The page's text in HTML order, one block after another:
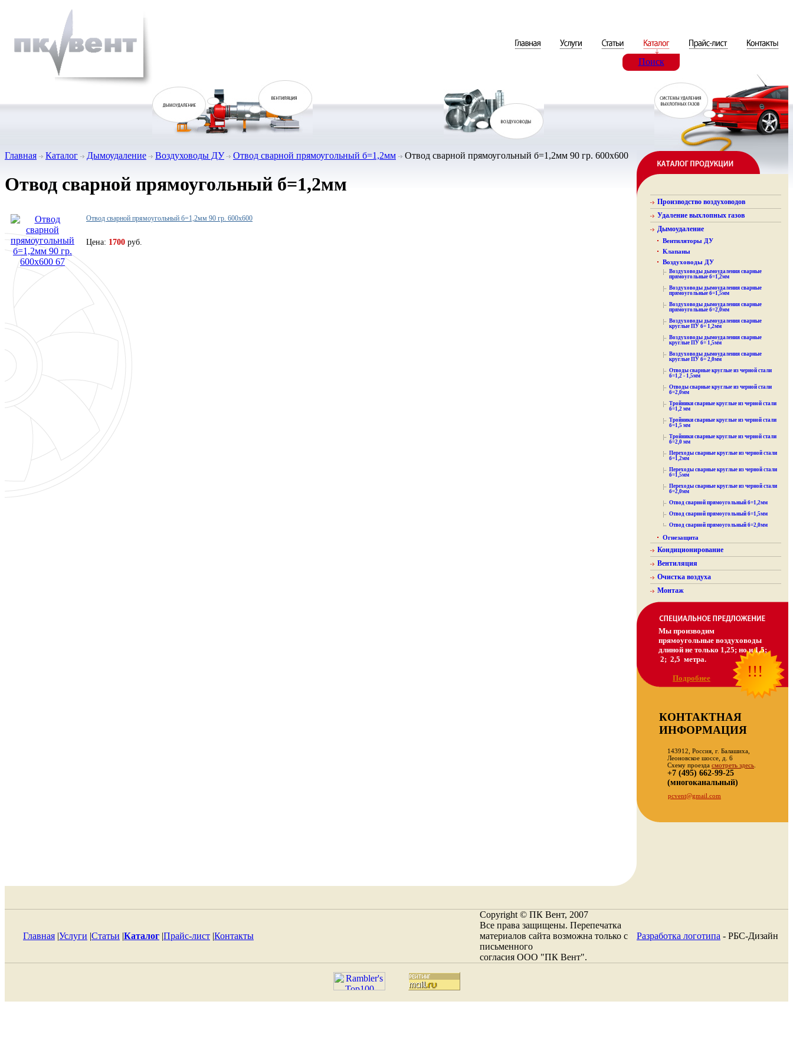
Поиск
Главная Каталог Дымоудаление Воздуховоды ДУ Отвод сварной прямоугольный б=1,2мм Отвод сварной прямоугольный б=1,2мм 90 гр. 600х600
Отвод сварной прямоугольный б=1,2мм
Отвод сварной прямоугольный б=1,2мм 90 гр. 600х600
Цена: 1700 руб.
Производство воздуховодов
Удаление выхлопных газов
Дымоудаление
Вентиляторы ДУ
Клапаны
Воздуховоды ДУ
Воздуховоды дымоудаления сварные
прямоугольные б=1,2мм
Воздуховоды дымоудаления сварные
прямоугольные б=1,5мм
Воздуховоды дымоудаления сварные
прямоугольные б=2,0мм
Воздуховоды дымоудаления сварные
круглые ПУ б= 1,2мм
Воздуховоды дымоудаления сварные
круглые ПУ б= 1,5мм
Воздуховоды дымоудаления сварные
круглые ПУ б= 2,0мм
Отводы сварные круглые из черной стали
б=1,2 - 1,5мм
Отводы сварные круглые из черной стали
б=2,0мм
Тройники сварные круглые из черной стали
б=1,2 мм
Тройники сварные круглые из черной стали
б=1,5 мм
Тройники сварные круглые из черной стали
б=2,0 мм
Переходы сварные круглые из черной стали
б=1,2мм
Переходы сварные круглые из черной стали
б=1,5мм
Переходы сварные круглые из черной стали
б=2,0мм
Отвод сварной прямоугольный б=1,2мм
Отвод сварной прямоугольный б=1,5мм
Отвод сварной прямоугольный б=2,0мм
Огнезащита
Кондиционирование
Вентиляция
Очистка воздуха
Монтаж
Мы производим
прямоугольные воздуховоды
длиной не только 1,25; но и 1,5;
2; 2,5 метра.
Подробнее !!!
КОНТАКТНАЯ
ИНФОРМАЦИЯ
143912, Россия, г. Балашиха,
Леоновское шоссе, д. 6
Схему проезда смотреть здесь.
+7 (495) 662-99-25
(многоканальный)
pcvent@gmail.com
Главная |Услуги |Статьи |Каталог |Прайс-лист |Контакты
Copyright © ПК Вент, 2007
Все права защищены. Перепечатка
материалов сайта возможна только с
письменного
согласия ООО "ПК Вент".
Разработка логотипа - РБС-Дизайн